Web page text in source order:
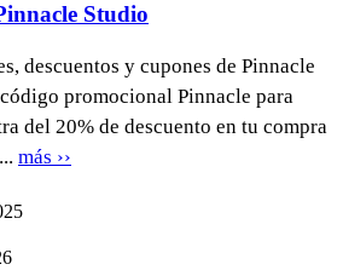
Studio
descuentos y cupones de Pinnacle
promocional Pinnacle para
del 20% de descuento en tu compra
más ››